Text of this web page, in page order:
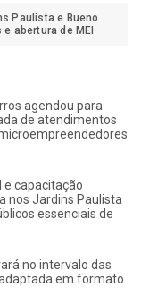
Paulista e Bueno
abertura de MEI
agendou para
de atendimentos
e capacitação
nos Jardins Paulista
essenciais de
no intervalo das
em formato